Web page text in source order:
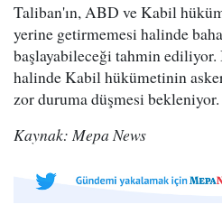
Taliban'ın, ABD ve Kabil
yerine getirmemesi halinde
başlayabileceği tahmin ediliyor.
halinde Kabil hükümetinin
zor duruma düşmesi bekleniyor.
Kaynak: Mepa News